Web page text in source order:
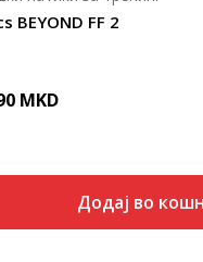
BEYOND FF 2
MKD
Додај во